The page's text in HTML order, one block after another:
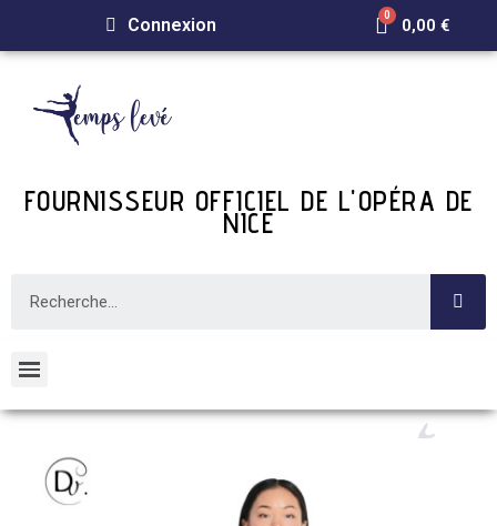
Connexion 0,00 €
FOURNISSEUR OFFICIEL DE L'OPÉRA DE
NICE